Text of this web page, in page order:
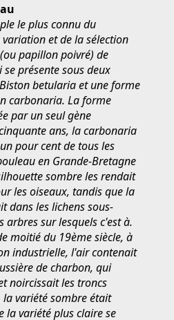
le plus connu du
et de la sélection
papillon poivré) de
présente sous deux
betularia et une forme
carbonaria. La forme
par un seul gène
ans, la carbonaria
pour cent de tous les
en Grande-Bretagne
sombre les rendait
les oiseaux, tandis que la
dans les lichens sous-
arbres sur lesquels c'est à.
moitié du 19ème siècle, à
industrielle, l'air contenait
de charbon, qui
noircissait les troncs
variété sombre était
la variété plus claire se